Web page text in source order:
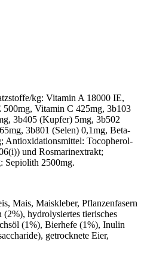
kg: Vitamin A 18000 IE,
Vitamin C 425mg, 3b103
3b405 (Kupfer) 5mg, 3b502
3b801 (Selen) 0,1mg, Beta-
Antioxidationsmittel: Tocopherol-
und Rosmarinextrakt;
Sepiolith 2500mg.
Mais, Maiskleber, Pflanzenfasern
(2%), hydrolysiertes tierisches
(1%), Bierhefe (1%), Inulin
getrocknete Eier,